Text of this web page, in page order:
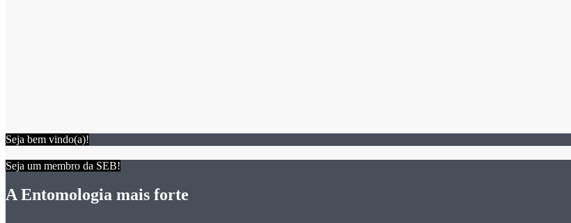
Seja bem vindo(a)!
Seja um membro da SEB!
A Entomologia mais forte